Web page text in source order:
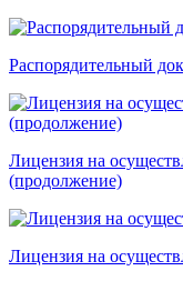
Распорядительный
Лицензия на
(продолжение)
Лицензия на